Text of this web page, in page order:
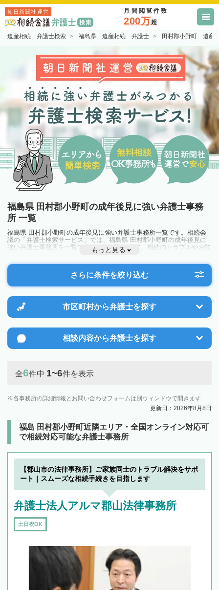
朝日新聞社運営 月間閲覧件数
200万超
遺産相続 弁護士検索 福島県 遺産相続 弁護士 田村郡小野町 遺産
福島県 田村郡小野町の成年後見に強い弁護士事務
所 一覧
福島県 田村郡小野町の成年後見に強い弁護士事務所一覧です。相続会
議の「弁護士検索サービス」では、福島県 田村郡小野町の成年後見に
強い弁護士事務所を一覧で見ることが出来ます。相続のトラブルやお悩
みを抱えている方は一度近隣の弁護士に相談してみましょう。
もっと見る
さらに条件を絞り込む
市区町村から弁護士を探す
相談内容から弁護士を探す
全6件中 1~6件を表示
各事務所の詳細情報とお問い合わせフォームは別ウィンドウで開きます
更新日：2026年8月8日
福島 田村郡小野町近隣エリア・全国オンライン対応可
で相続対応可能な弁護士事務所
【郡山市の法律事務所】ご家族同士のトラブル解決をサポ
ート｜スムーズな相続手続きを目指します
弁護士法人アルマ郡山法律事務所
土日祝OK